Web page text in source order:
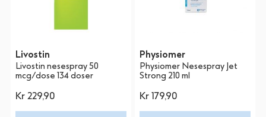
Livostin
Livostin nesespray 50
mcg/dose 134 doser
Kr 229,90
Physiomer
Physiomer Nesespray Jet
Strong 210 ml
Kr 179,90